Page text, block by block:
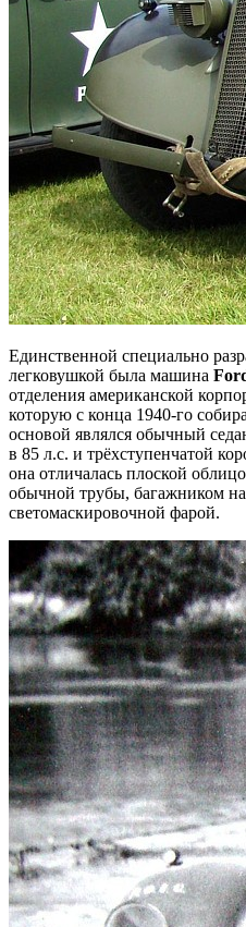
Единственной специально
легковушкой была машина
отделения американской
которую с конца 1940-го
основой являлся обычный
в 85 л.с. и трёхступенчатой
она отличалась плоской
обычной трубы, багажником
светомаскировочной фарой.